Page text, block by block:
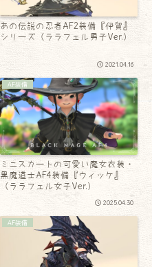
あの伝説の忍者AF2装備『伊賀』
シリーズ（ララフェル男子Ver.）
2021.04.16
AF装備
ミニスカートの可愛い魔女衣装・
黒魔道士AF4装備『ウィッケ』
（ララフェル女子Ver.）
2025.04.30
AF装備